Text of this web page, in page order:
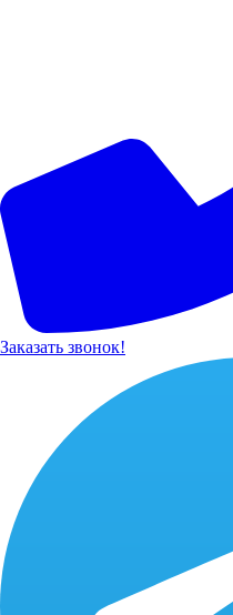
Заказать звонок!